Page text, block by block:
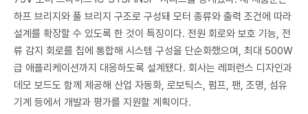
하프 브리지와 풀 브리지 구조로 구성돼 모터 종류와 출력 조건에 따라
설계를 확장할 수 있도록 한 것이 특징이다. 전원 회로와 보호 기능, 전
류 감지 회로를 칩에 통합해 시스템 구성을 단순화했으며, 최대 500W
급 애플리케이션까지 대응하도록 설계됐다. 회사는 레퍼런스 디자인과
데모 보드도 함께 제공해 산업 자동화, 로보틱스, 펌프, 팬, 조명, 섬유
기계 등에서 개발과 평가를 지원할 계획이다.